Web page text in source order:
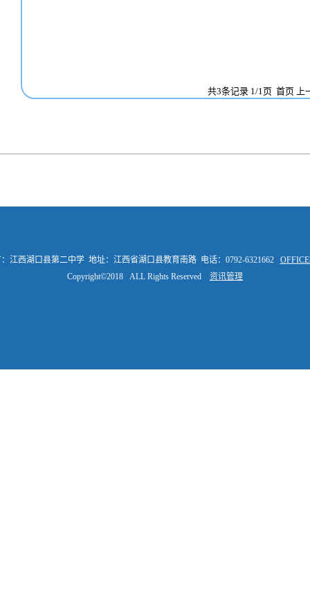
共3条记录 1/1页 首页 上
江西湖口县第二中学 地址：江西省湖口县教育南路 电话：0792-6321662
Copyright©2018 ALL Rights Reserved 资讯管理